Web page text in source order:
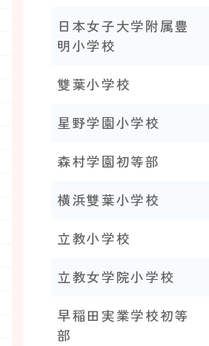
日本女子大学附属豊
明小学校
雙葉小学校
星野学園小学校
森村学園初等部
横浜雙葉小学校
立教小学校
立教女学院小学校
早稲田実業学校初等
部